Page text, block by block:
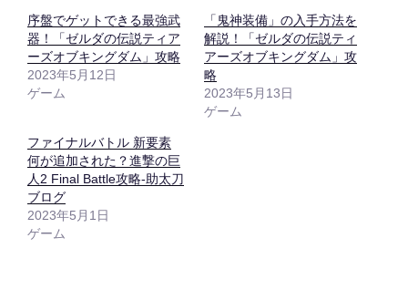
序盤でゲットできる最強武
器！「ゼルダの伝説ティア
ーズオブキングダム」攻略
2023年5月12日
ゲーム
「鬼神装備」の入手方法を
解説！「ゼルダの伝説ティ
アーズオブキングダム」攻
略
2023年5月13日
ゲーム
ファイナルバトル 新要素
何が追加された？進撃の巨
人2 Final Battle攻略-助太刀
ブログ
2023年5月1日
ゲーム